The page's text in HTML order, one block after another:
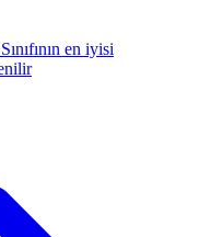
Sınıfının en iyisi